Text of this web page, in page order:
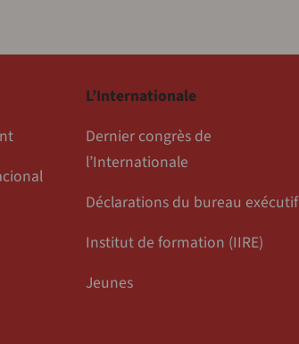
L’Internationale
Dernier congrès de
l’Internationale
Déclarations du bureau exécutif
Institut de formation (IIRE)
Jeunes